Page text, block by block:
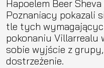
Hapoelem Beer
Poznaniacy pokazali
tle tych
pokonaniu Villarrealu
sobie wyjście z
dostrzeżenie.